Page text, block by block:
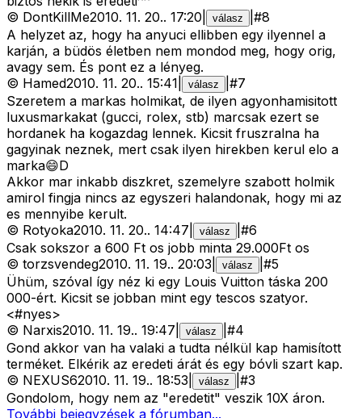
© DontKillMe2010. 11. 20.. 17:20 válasz #8
A helyzet az, hogy ha anyuci ellibben egy ilyennel a
karján, a büdös életben nem mondod meg, hogy orig,
avagy sem. És pont ez a lényeg.
© Hamed2010. 11. 20.. 15:41 válasz #7
Szeretem a markas holmikat, de ilyen agyonhamisitott
luxusmarkakat (gucci, rolex, stb) marcsak ezert se
hordanek ha kogazdag lennek. Kicsit fruszralna ha
gagyinak neznek, mert csak ilyen hirekben kerul elo a
marka😄D
Akkor mar inkabb diszkret, szemelyre szabott holmik
amirol fingja nincs az egyszeri halandonak, hogy mi az
es mennyibe kerult.
© Rotyoka2010. 11. 20.. 14:47 válasz #6
Csak sokszor a 600 Ft os jobb minta 29.000Ft os
© torzsvendeg2010. 11. 19.. 20:03 válasz #5
Ühüm, szóval így néz ki egy Louis Vuitton táska 200
000-ért. Kicsit se jobban mint egy tescos szatyor.
<#nyes>
© Narxis2010. 11. 19.. 19:47 válasz #4
Gond akkor van ha valaki a tudta nélkül kap hamisított
terméket. Elkérik az eredeti árát és egy bóvli szart kap.
© NEXUS62010. 11. 19.. 18:53 válasz #3
Gondolom, hogy nem az "eredetit" veszik 10X áron.
További bejegyzések a fórumban...